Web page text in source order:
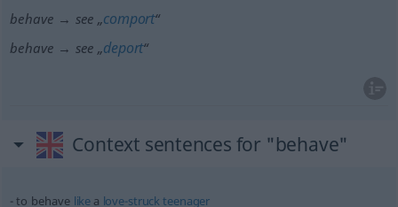
behave → see „comport“
behave → see „deport“
Context sentences for "behave"
to behave like a love-struckteenager